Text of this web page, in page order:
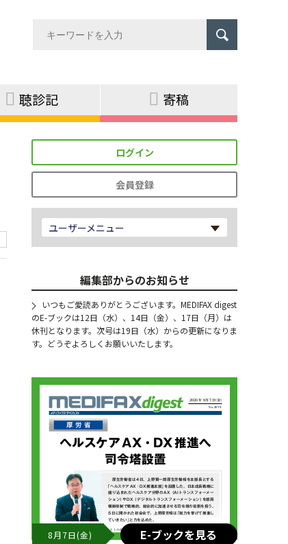
聴診記 寄稿
ログイン
会員登録
ユーザーメニュー
編集部からのお知らせ
いつもご愛読ありがとうございます。MEDIFAX digest
のE-ブックは12日（水）、14日（金）、17日（月）は
休刊となります。次号は19日（水）からの更新になりま
す。どうぞよろしくお願いいたします。
8月7日(金) E-ブックを見る